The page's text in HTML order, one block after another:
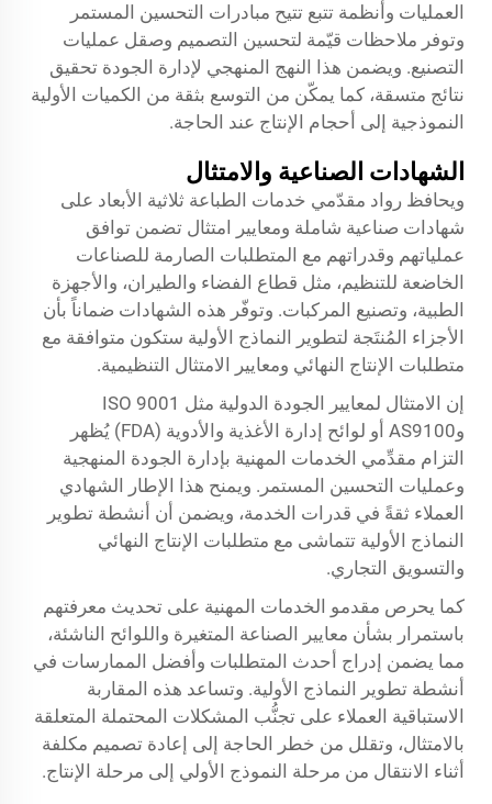
العمليات وأنظمة تتبع تتيح مبادرات التحسين المستمر
وتوفر ملاحظات قيّمة لتحسين التصميم وصقل عمليات
التصنيع. ويضمن هذا النهج المنهجي لإدارة الجودة تحقيق
نتائج متسقة، كما يمكّن من التوسع بثقة من الكميات الأولية
النموذجية إلى أحجام الإنتاج عند الحاجة.
الشهادات الصناعية والامتثال
ويحافظ رواد مقدّمي خدمات الطباعة ثلاثية الأبعاد على
شهادات صناعية شاملة ومعايير امتثال تضمن توافق
عملياتهم وقدراتهم مع المتطلبات الصارمة للصناعات
الخاضعة للتنظيم، مثل قطاع الفضاء والطيران، والأجهزة
الطبية، وتصنيع المركبات. وتوفّر هذه الشهادات ضماناً بأن
الأجزاء المُنتَجة لتطوير النماذج الأولية ستكون متوافقة مع
متطلبات الإنتاج النهائي ومعايير الامتثال التنظيمية.
إن الامتثال لمعايير الجودة الدولية مثل ISO 9001
وAS9100 أو لوائح إدارة الأغذية والأدوية (FDA) يُظهر
التزام مقدِّمي الخدمات المهنية بإدارة الجودة المنهجية
وعمليات التحسين المستمر. ويمنح هذا الإطار الشهادي
العملاء ثقةً في قدرات الخدمة، ويضمن أن أنشطة تطوير
النماذج الأولية تتماشى مع متطلبات الإنتاج النهائي
والتسويق التجاري.
كما يحرص مقدمو الخدمات المهنية على تحديث معرفتهم
باستمرار بشأن معايير الصناعة المتغيرة واللوائح الناشئة،
مما يضمن إدراج أحدث المتطلبات وأفضل الممارسات في
أنشطة تطوير النماذج الأولية. وتساعد هذه المقاربة
الاستباقية العملاء على تجنُّب المشكلات المحتملة المتعلقة
بالامتثال، وتقلل من خطر الحاجة إلى إعادة تصميم مكلفة
أثناء الانتقال من مرحلة النموذج الأولي إلى مرحلة الإنتاج.